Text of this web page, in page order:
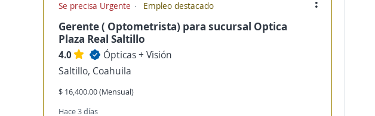
Se precisa Urgente Empleo destacado
Gerente ( Optometrista) para sucursal Optica
Plaza Real Saltillo
4.0
Ópticas + Visión
Saltillo, Coahuila
$ 16,400.00 (Mensual)
Hace 3 días